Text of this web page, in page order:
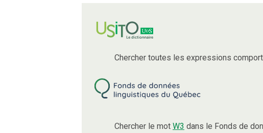
Chercher toutes les expressions
Chercher le mot W3 dans le Fonds de